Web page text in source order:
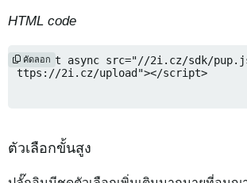
HTML code
คัดลอก
ตัวเลือกขั้นสูง